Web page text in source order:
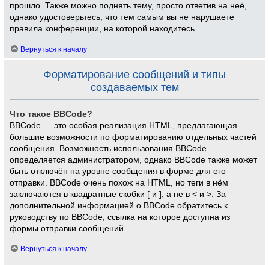
прошло. Также можно поднять тему, просто ответив на неё,
однако удостоверьтесь, что тем самым вы не нарушаете
правила конференции, на которой находитесь.
Вернуться к началу
Форматирование сообщений и типы
создаваемых тем
Что такое BBCode?
BBCode — это особая реализация HTML, предлагающая
большие возможности по форматированию отдельных частей
сообщения. Возможность использования BBCode
определяется администратором, однако BBCode также может
быть отключён на уровне сообщения в форме для его
отправки. BBCode очень похож на HTML, но теги в нём
заключаются в квадратные скобки [ и ], а не в < и >. За
дополнительной информацией о BBCode обратитесь к
руководству по BBCode, ссылка на которое доступна из
формы отправки сообщений.
Вернуться к началу